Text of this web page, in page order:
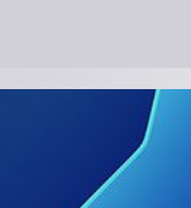
SSC Neapel -